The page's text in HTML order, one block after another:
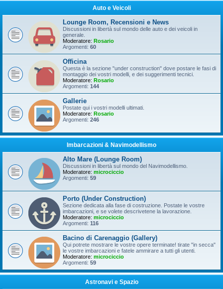
Auto e Veicoli
Lounge Room, Recensioni e News
Discussioni in libertà sul mondo delle auto e dei veicoli in
generale.
Moderatore: Rosario
Argomenti: 60
Officina
Questa è la sezione "under construction" dove postare le fasi di
montaggio dei vostri modelli, e dei suggerimenti tecnici.
Moderatore: Rosario
Argomenti: 144
Gallerie
Postate qui i vostri modelli ultimati.
Moderatore: Rosario
Argomenti: 246
Imbarcazioni & Navimodellismo
Alto Mare (Lounge Room)
Discussioni in libertà sul mondo del Navimodellismo.
Moderatore: microciccio
Argomenti: 59
Porto (Under Construction)
Sezione dedicata alla fase di costruzione. Postate le vostre
imbarcazioni, e se volete descrivetene la lavorazione.
Moderatore: microciccio
Argomenti: 116
Bacino di Carenaggio (Gallery)
Qui potrete mostrare le vostre opere terminate! tirate "in secca"
le vostre imbarcazioni e fatele ammirare a tutti gli utenti.
Moderatore: microciccio
Argomenti: 59
Astronavi e Spazio